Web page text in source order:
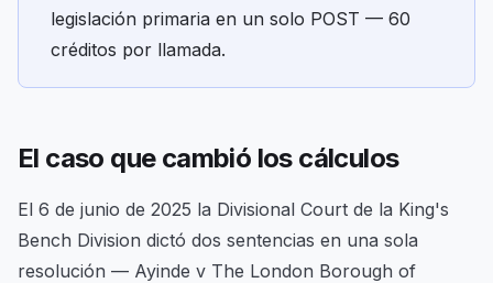
legislación primaria en un solo POST — 60
créditos por llamada.
El caso que cambió los cálculos
El 6 de junio de 2025 la Divisional Court de la King's
Bench Division dictó dos sentencias en una sola
resolución — Ayinde v The London Borough of